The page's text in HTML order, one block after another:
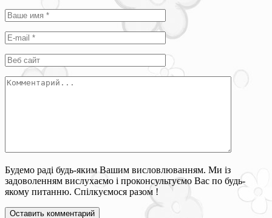
Будемо раді будь-яким Вашим висловлюванням. Ми із
задоволенням вислухаємо і проконсультуємо Вас по будь-
якому питанню. Спілкуємося разом !